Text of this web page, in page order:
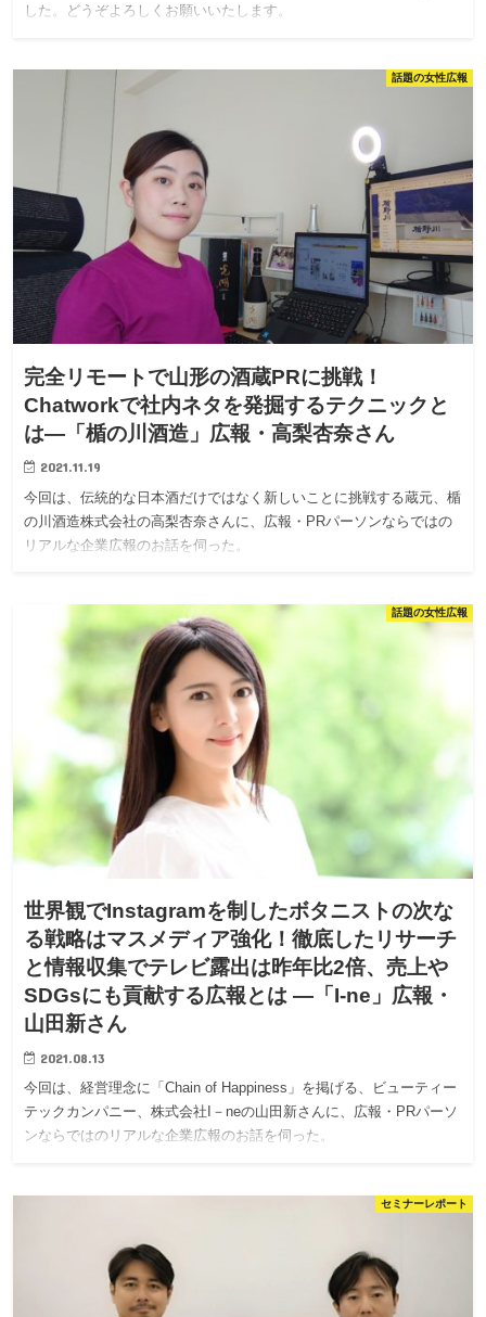
した。どうぞよろしくお願いいたします。
話題の女性広報
完全リモートで山形の酒蔵PRに挑戦！
Chatworkで社内ネタを発掘するテクニックと
は—「楯の川酒造」広報・高梨杏奈さん
2021.11.19
今回は、伝統的な日本酒だけではなく新しいことに挑戦する蔵元、楯
の川酒造株式会社の高梨杏奈さんに、広報・PRパーソンならではの
リアルな企業広報のお話を伺った。
話題の女性広報
世界観でInstagramを制したボタニストの次な
る戦略はマスメディア強化！徹底したリサーチ
と情報収集でテレビ露出は昨年比2倍、売上や
SDGsにも貢献する広報とは —「I-ne」広報・
山田新さん
2021.08.13
今回は、経営理念に「Chain of Happiness」を掲げる、ビューティー
テックカンパニー、株式会社I－neの山田新さんに、広報・PRパーソ
ンならではのリアルな企業広報のお話を伺った。
セミナーレポート